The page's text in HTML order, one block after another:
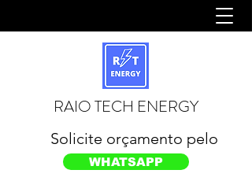
RAIO TECH ENERGY
WHATSAPP
Solicite orçamento pelo